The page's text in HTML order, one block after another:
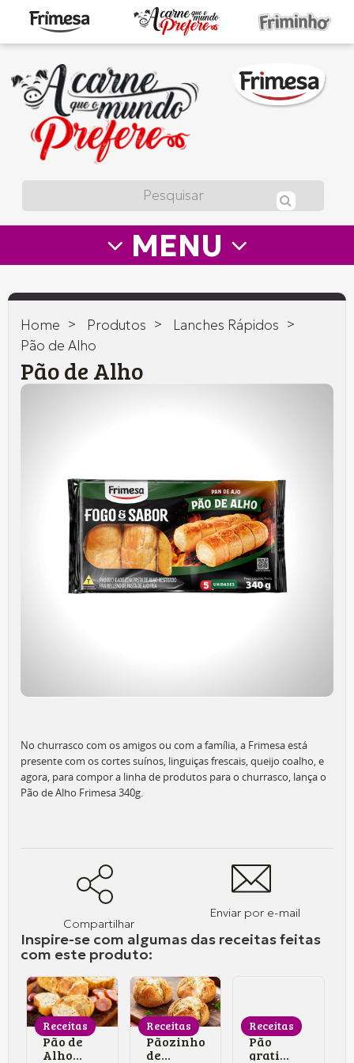
A
carne
que
prefere
—
Frimesa
MENU
Home > Produtos > Lanches Rápidos >
Pão de Alho
Pão de Alho
No churrasco com os amigos ou com a família, a Frimesa está
presente com os cortes suínos, linguiças frescais, queijo coalho, e
agora, para compor a linha de produtos para o churrasco, lança o
Pão de Alho Frimesa 340g.
Compartilhar
Enviar por e-mail
Inspire-se com algumas das receitas feitas
com este produto:
Receitas
Pão de
Alho
Receitas
Pãozinho
de
Receitas
Pão
gratinado